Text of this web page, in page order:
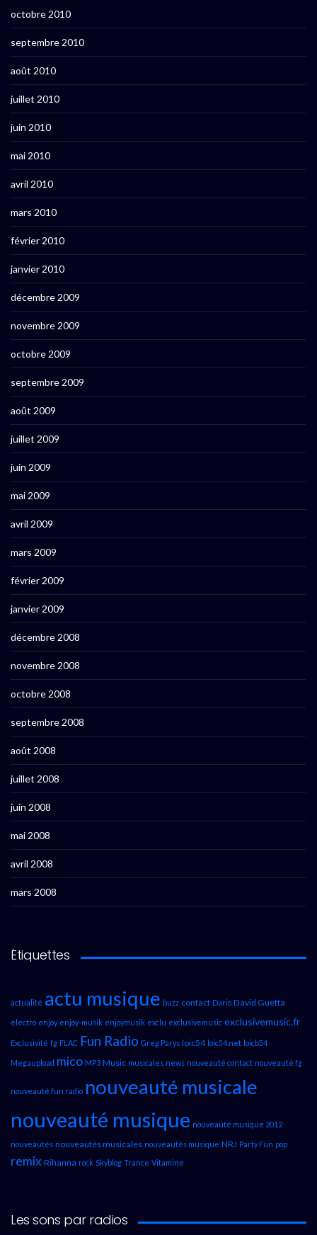
octobre 2010
septembre 2010
août 2010
juillet 2010
juin 2010
mai 2010
avril 2010
mars 2010
février 2010
janvier 2010
décembre 2009
novembre 2009
octobre 2009
septembre 2009
août 2009
juillet 2009
juin 2009
mai 2009
avril 2009
mars 2009
février 2009
janvier 2009
décembre 2008
novembre 2008
octobre 2008
septembre 2008
août 2008
juillet 2008
juin 2008
mai 2008
avril 2008
mars 2008
Étiquettes
actualité actu musique buzz contact Dario David Guetta
electro enjoy enjoy-musik enjoymusik exclu exclusivemusic exclusivemusic.fr
Exclusivité fg FLAC Fun Radio Greg Parys loic54 loic54.net loicb54
Megaupload mico MP3 Music musicales news nouveauté contact nouveauté fg
nouveauté fun radio nouveauté musicale
nouveauté musique nouveauté musique 2012
nouveautés nouveautés musicales nouveautés musique NRJ Party Fun pop
remix Rihanna rock Skyblog Trance Vitamine
Les sons par radios